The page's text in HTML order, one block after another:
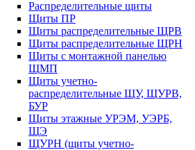
Распределительные щиты
Щиты ПР
Щиты распределительные ЩРВ
Щиты распределительные ЩРН
Щиты с монтажной панелью
ЩМП
Щиты учетно-
распределительные ЩУ, ЩУРВ,
БУР
Щиты этажные УРЭМ, УЭРБ,
ЩЭ
ЩУРН (щиты учетно-